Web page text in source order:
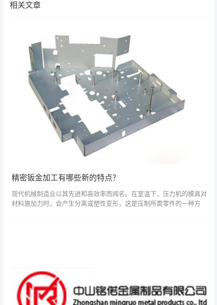
相关文章
精密钣金加工有哪些新的特点？
现代机械制造业以其先进和高效率而闻名。在室温下，压力机的模具对
材料施加力时，会产生分离或塑性变形，这是压制所需零件的一种方